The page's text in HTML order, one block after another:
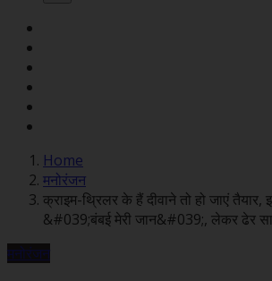
Home
मनोरंजन
क्राइम-थ्रिलर के हैं दीवाने तो हो जाएं तैयार,
&#039;बंबई मेरी जान&#039;, लेकर ढेर
मनोरंजन